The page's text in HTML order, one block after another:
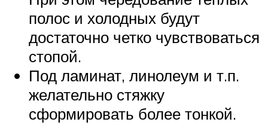
полос и холодных будут
достаточно четко чувствоваться
стопой.
Под ламинат, линолеум и т.п.
желательно стяжку
сформировать более тонкой.